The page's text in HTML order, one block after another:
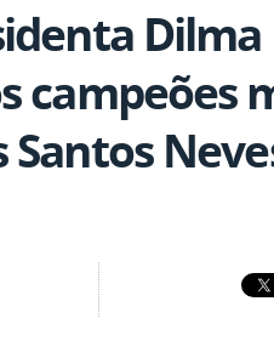
Dilma
campeões